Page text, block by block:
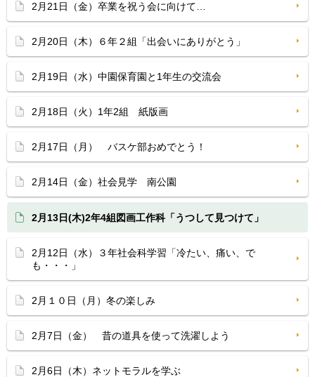
2月21日（金）卒業を祝う会に向けて…
2月20日（木）６年２組「出会いにありがとう」
2月19日（水）中園保育園と1年生の交流会
2月18日（火）1年2組 紙版画
2月17日（月） バスケ部おめでとう！
2月14日（金）社会見学 南公園
2月13日(木)2年4組図画工作科「うつして見つけて」
2月12日（水）３年社会科学習「冷たい、痛い、で
も・・・」
2月１０日（月）冬の楽しみ
2月7日（金） 昔の道具を使って洗濯しよう
2月6日（木）ネットモラルを学ぶ